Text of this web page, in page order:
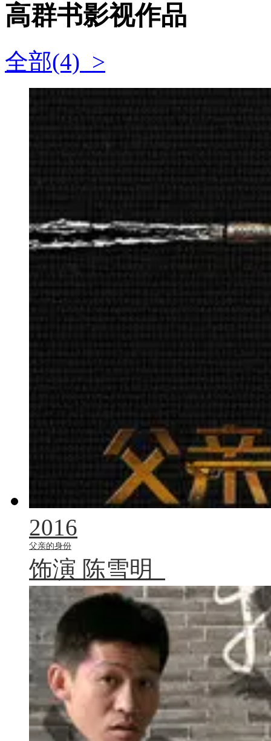
高群书影视作品
全部(4) >
2016
父亲的身份
饰演 陈雪明